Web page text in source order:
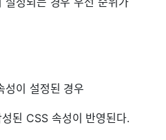
성이 설정된 경우
된 CSS 속성이 반영된다.